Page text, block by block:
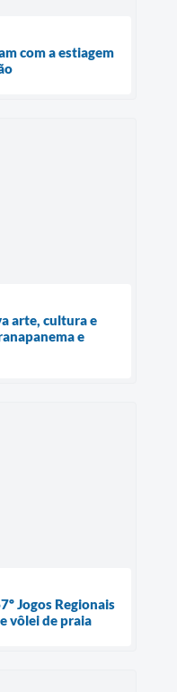
com a estiagem
arte, cultura e
e
Jogos Regionais
vôlei de praia